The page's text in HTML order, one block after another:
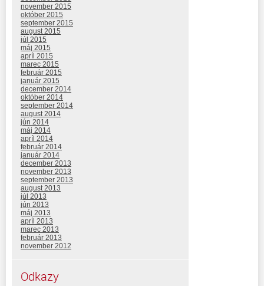
november 2015
október 2015
september 2015
august 2015
júl 2015
máj 2015
apríl 2015
marec 2015
február 2015
január 2015
december 2014
október 2014
september 2014
august 2014
jún 2014
máj 2014
apríl 2014
február 2014
január 2014
december 2013
november 2013
september 2013
august 2013
júl 2013
jún 2013
máj 2013
apríl 2013
marec 2013
február 2013
november 2012
Odkazy